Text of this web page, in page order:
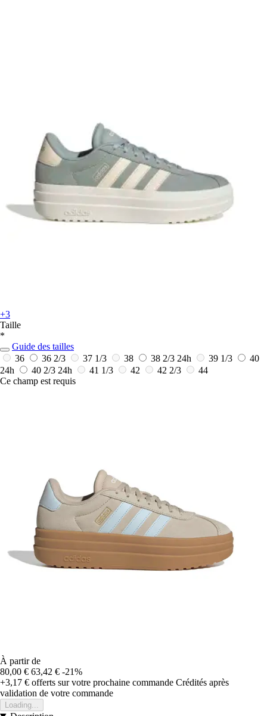
+3
Taille
*
Guide des tailles
36
36 2/3 37 1/3 38 38 2/3 24h 39 1/3
40
24h
40 2/3 24h 41 1/3 42 42 2/3
44
Ce champ est requis
À partir de
80,00 € 63,42 € -21%
+3,17 € offerts sur votre prochaine commande Crédités après
validation de votre commande
Loading...